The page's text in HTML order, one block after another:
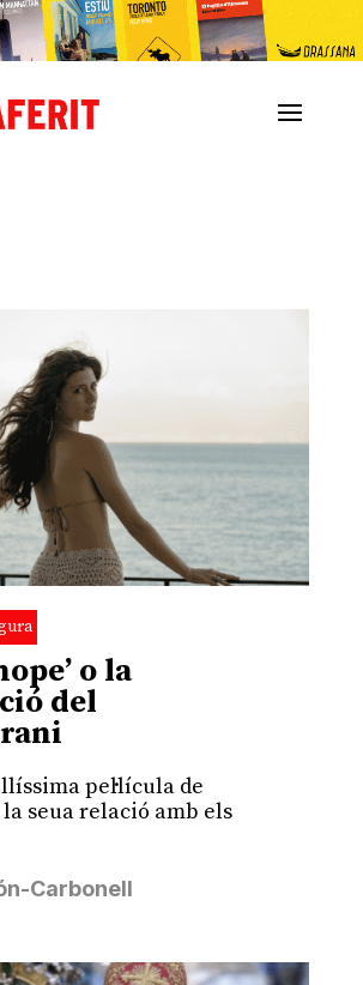
o la
del
pel·lícula de
seua relació amb els
Carbonell